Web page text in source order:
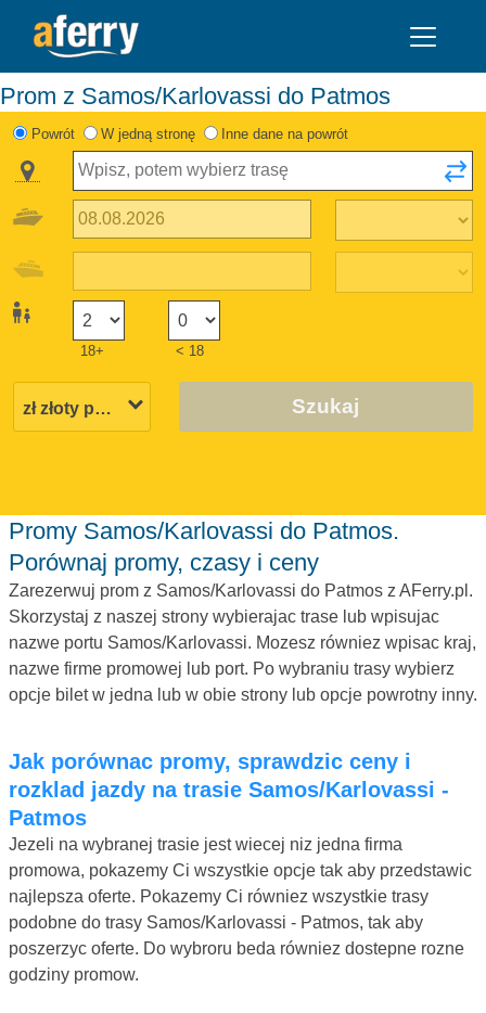
Prom z Samos/Karlovassi do Patmos
Powrót W jedną stronę Inne dane na powrót
18+ < 18
Szukaj
Promy Samos/Karlovassi do Patmos.
Porównaj promy, czasy i ceny
Zarezerwuj prom z Samos/Karlovassi do Patmos z AFerry.pl.
Skorzystaj z naszej strony wybierajac trase lub wpisujac
nazwe portu Samos/Karlovassi. Mozesz równiez wpisac kraj,
nazwe firme promowej lub port. Po wybraniu trasy wybierz
opcje bilet w jedna lub w obie strony lub opcje powrotny inny.
Jak porównac promy, sprawdzic ceny i
rozklad jazdy na trasie Samos/Karlovassi -
Patmos
Jezeli na wybranej trasie jest wiecej niz jedna firma
promowa, pokazemy Ci wszystkie opcje tak aby przedstawic
najlepsza oferte. Pokazemy Ci równiez wszystkie trasy
podobne do trasy Samos/Karlovassi - Patmos, tak aby
poszerzyc oferte. Do wybroru beda równiez dostepne rozne
godziny promow.